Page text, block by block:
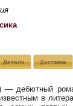
Детали Доставка
— дебютный
в